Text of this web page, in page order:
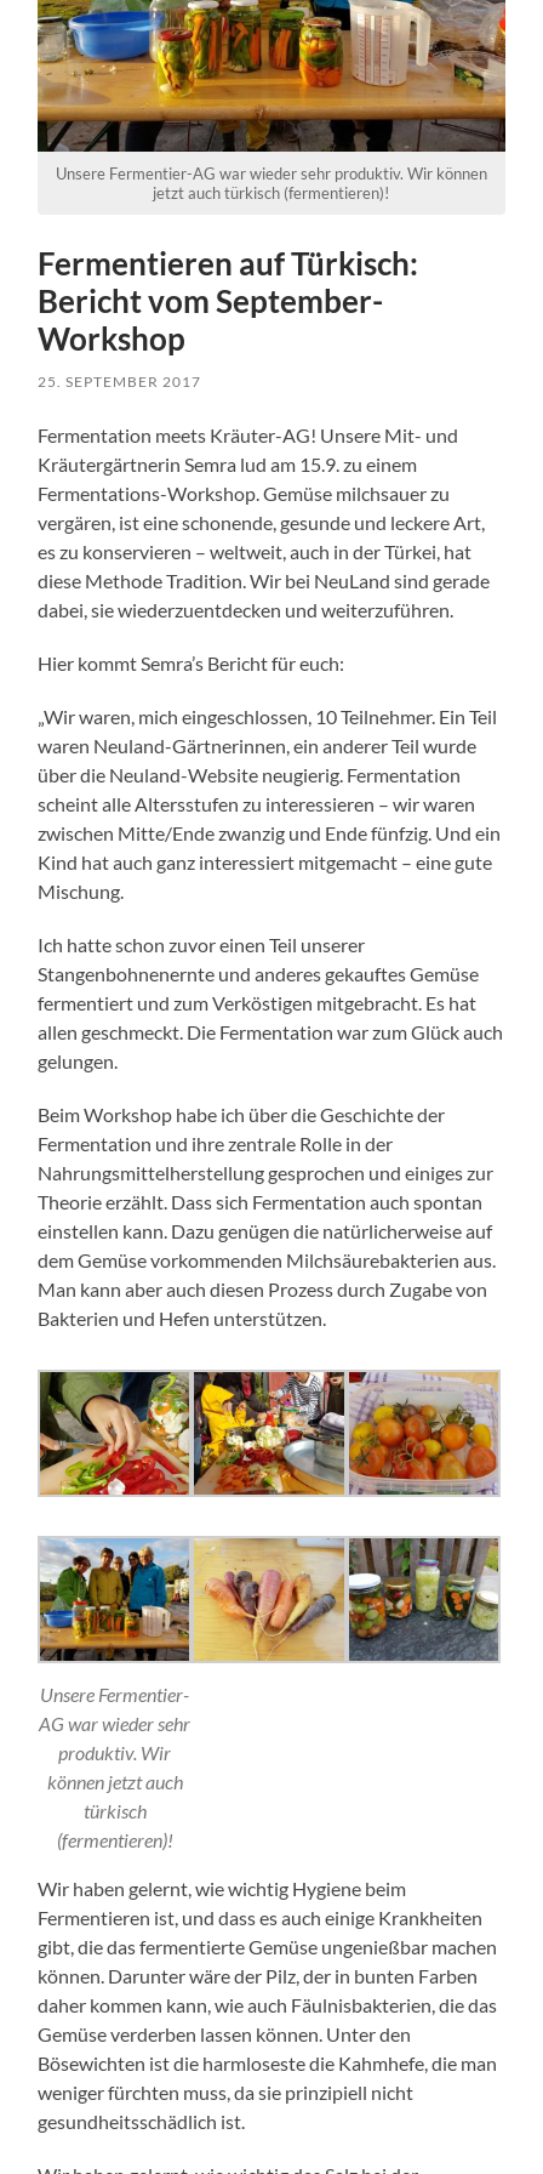
Unsere Fermentier-AG war wieder sehr produktiv. Wir können
jetzt auch türkisch (fermentieren)!
Fermentieren auf Türkisch:
Bericht vom September-
Workshop
25. SEPTEMBER 2017
Fermentation meets Kräuter-AG! Unsere Mit- und
Kräutergärtnerin Semra lud am 15.9. zu einem
Fermentations-Workshop. Gemüse milchsauer zu
vergären, ist eine schonende, gesunde und leckere Art,
es zu konservieren – weltweit, auch in der Türkei, hat
diese Methode Tradition. Wir bei NeuLand sind gerade
dabei, sie wiederzuentdecken und weiterzuführen.
Hier kommt Semra’s Bericht für euch:
„Wir waren, mich eingeschlossen, 10 Teilnehmer. Ein Teil
waren Neuland-Gärtnerinnen, ein anderer Teil wurde
über die Neuland-Website neugierig. Fermentation
scheint alle Altersstufen zu interessieren – wir waren
zwischen Mitte/Ende zwanzig und Ende fünfzig. Und ein
Kind hat auch ganz interessiert mitgemacht – eine gute
Mischung.
Ich hatte schon zuvor einen Teil unserer
Stangenbohnenernte und anderes gekauftes Gemüse
fermentiert und zum Verköstigen mitgebracht. Es hat
allen geschmeckt. Die Fermentation war zum Glück auch
gelungen.
Beim Workshop habe ich über die Geschichte der
Fermentation und ihre zentrale Rolle in der
Nahrungsmittelherstellung gesprochen und einiges zur
Theorie erzählt. Dass sich Fermentation auch spontan
einstellen kann. Dazu genügen die natürlicherweise auf
dem Gemüse vorkommenden Milchsäurebakterien aus.
Man kann aber auch diesen Prozess durch Zugabe von
Bakterien und Hefen unterstützen.
Unsere Fermentier-
AG war wieder sehr
produktiv. Wir
können jetzt auch
türkisch
(fermentieren)!
Wir haben gelernt, wie wichtig Hygiene beim
Fermentieren ist, und dass es auch einige Krankheiten
gibt, die das fermentierte Gemüse ungenießbar machen
können. Darunter wäre der Pilz, der in bunten Farben
daher kommen kann, wie auch Fäulnisbakterien, die das
Gemüse verderben lassen können. Unter den
Bösewichten ist die harmloseste die Kahmhefe, die man
weniger fürchten muss, da sie prinzipiell nicht
gesundheitsschädlich ist.